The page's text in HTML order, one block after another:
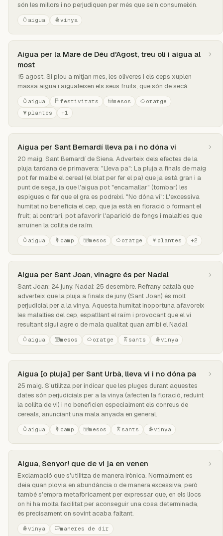
són les millors i no perjudiquen per més que se'n consumeixin.
aigua vinya
Aigua per la Mare de Déu d'Agost, treu oli i aigua al
most
15 agost. Si plou a mitjan mes, les oliveres i els ceps xuplen
massa aigua i aigualeixen els seus fruits, que són de secà
aigua festivitats mesos
oratge
plantes
+1
Aigua per Sant Bernardí lleva pa i no dóna vi
20 maig. Sant Bernardí de Siena. Adverteix dels efectes de la
pluja tardana de primavera: "Lleva pa": La pluja a finals de maig
pot fer malbé el cereal (el blat per fer el pa) que ja està gran i a
punt de sega, ja que l'aigua pot "encamallar" (tombar) les
espigues o fer que el gra es podreixi. "No dóna vi": L'excessiva
humitat no beneficia el cep, que ja està en floració o formant el
fruit; al contrari, pot afavorir l'aparició de fongs i malalties que
arruïnen la collita de raïm.
aigua camp mesos oratge plantes +2
Aigua per Sant Joan, vinagre és per Nadal
Sant Joan: 24 juny. Nadal: 25 desembre. Refrany català que
adverteix que la pluja a finals de juny (Sant Joan) és molt
perjudicial per a la vinya. Aquesta humitat inoportuna afavoreix
les malalties del cep, espatllant el raïm i provocant que el vi
resultant sigui agre o de mala qualitat quan arribi el Nadal.
aigua mesos oratge sants vinya
Aigua [o pluja] per Sant Urbà, lleva vi i no dóna pa
25 maig. S'utilitza per indicar que les pluges durant aquestes
dates són perjudicials per a la vinya (afecten la floració, reduint
la collita de vi) i no beneficien especialment els conreus de
cereals, anunciant una mala anyada en general.
aigua camp mesos sants vinya
Aigua, Senyor! que de vi ja en venen
Exclamació que s'utilitza de manera irònica. Normalment es
deia quan plovia en abundància o de manera excessiva, però
també s'empra metafòricament per expressar que, en els llocs
on hi ha molta facilitat per aconseguir una cosa determinada,
és precisament on sovint acaba faltant.
vinya maneres de dir